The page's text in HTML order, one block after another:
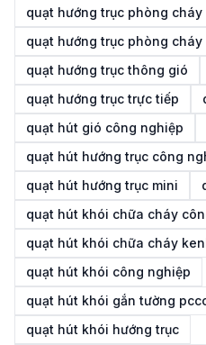
quạt hướng trục phòng cháy
quạt hướng trục phòng cháy
quạt hướng trục thông gió
quạt hướng trục trực tiếp
quạt hút gió công nghiệp
quạt hút hướng trục công
quạt hút hướng trục mini
quạt hút khói chữa cháy
quạt hút khói chữa cháy
quạt hút khói công nghiệp
quạt hút khói gắn tường
quạt hút khói hướng trục